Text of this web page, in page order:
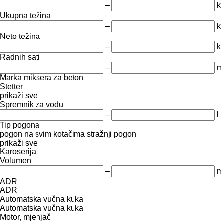
–
Ukupna težina
–
Neto težina
–
Radnih sati
–
Marka miksera za beton
Stetter
prikaži sve
Spremnik za vodu
–
Tip pogona
pogon na svim kotačima stražnji pogon
prikaži sve
Karoserija
Volumen
–
ADR
ADR
Automatska vučna kuka
Automatska vučna kuka
Motor, mjenjač